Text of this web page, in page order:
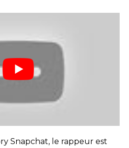
Snapchat, le rappeur est